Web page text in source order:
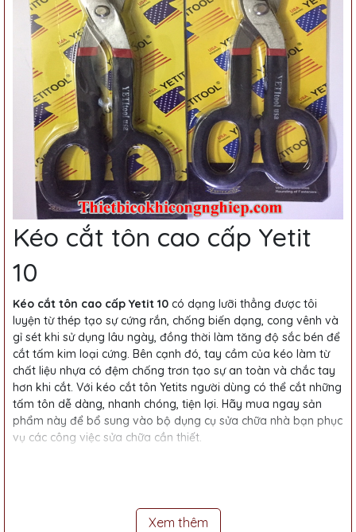
Kéo cắt tôn cao cấp Yetit
10
Kéo cắt tôn cao cấp Yetit 10 có dạng lưỡi thẳng được tôi
luyện từ thép tạo sự cứng rắn, chống biến dạng, cong vênh và
gỉ sét khi sử dụng lâu ngày, đồng thời làm tăng độ sắc bén để
cắt tấm kim loại cứng. Bên cạnh đó, tay cầm của kéo làm từ
chất liệu nhựa có đệm chống trơn tạo sự an toàn và chắc tay
hơn khi cắt. Với kéo cắt tôn Yetits người dùng có thể cắt những
tấm tôn dễ dàng, nhanh chóng, tiện lợi. Hãy mua ngay sản
phẩm này để bổ sung vào bộ dụng cụ sửa chữa nhà bạn phục
vụ các công việc sửa chữa cần thiết.
Xem thêm